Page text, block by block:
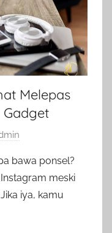
Melepas
bawa ponsel?
meski
iya, kamu